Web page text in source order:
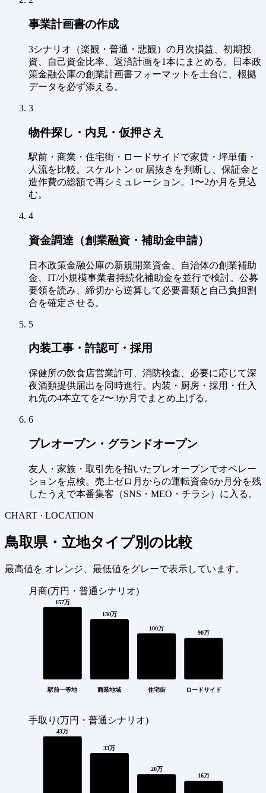
事業計画書の作成
3シナリオ（楽観・普通・悲観）の月次損益、初期投
資、自己資金比率、返済計画を1本にまとめる。日本政
策金融公庫の創業計画書フォーマットを土台に、根拠
データを必ず添える。
3
物件探し・内見・仮押さえ
駅前・商業・住宅街・ロードサイドで家賃・坪単価・
人流を比較。スケルトン or 居抜きを判断し、保証金と
造作費の総額で再シミュレーション。1〜2か月を見込
む。
4
資金調達（創業融資・補助金申請）
日本政策金融公庫の新規開業資金、自治体の創業補助
金、IT/小規模事業者持続化補助金を並行で検討。公募
要領を読み、締切から逆算して必要書類と自己負担割
合を確定させる。
5
内装工事・許認可・採用
保健所の飲食店営業許可、消防検査、必要に応じて深
夜酒類提供届出を同時進行。内装・厨房・採用・仕入
れ先の4本立てを2〜3か月でまとめ上げる。
6
プレオープン・グランドオープン
友人・家族・取引先を招いたプレオープンでオペレー
ションを点検。売上ゼロ月からの運転資金6か月分を残
したうえで本番集客（SNS・MEO・チラシ）に入る。
CHART · LOCATION
鳥取県・立地タイプ別の比較
最高値を オレンジ、最低値をグレーで表示しています。
月商(万円・普通シナリオ)
157万
駅前一等地
130万
商業地域
100万
住宅街
90万
ロードサイド
手取り(万円・普通シナリオ)
43万
33万
20万
16万